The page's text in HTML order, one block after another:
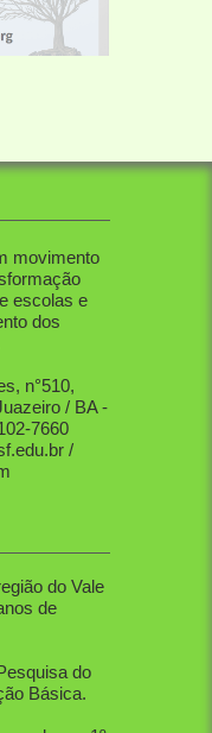
movimento
escolas e
dos
n°510,
/ BA -
7660
/
mais de
do Vale
de
do
Básica.
em 1º